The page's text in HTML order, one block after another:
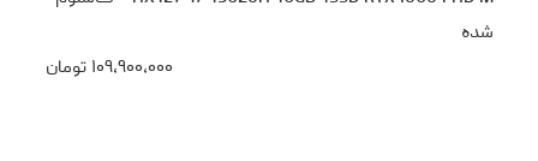
شده
۱۰۹،۹۰۰،۰۰۰ تومان